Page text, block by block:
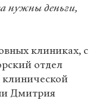
нужны деньги,
клиниках, с
отдел
Дмитрия